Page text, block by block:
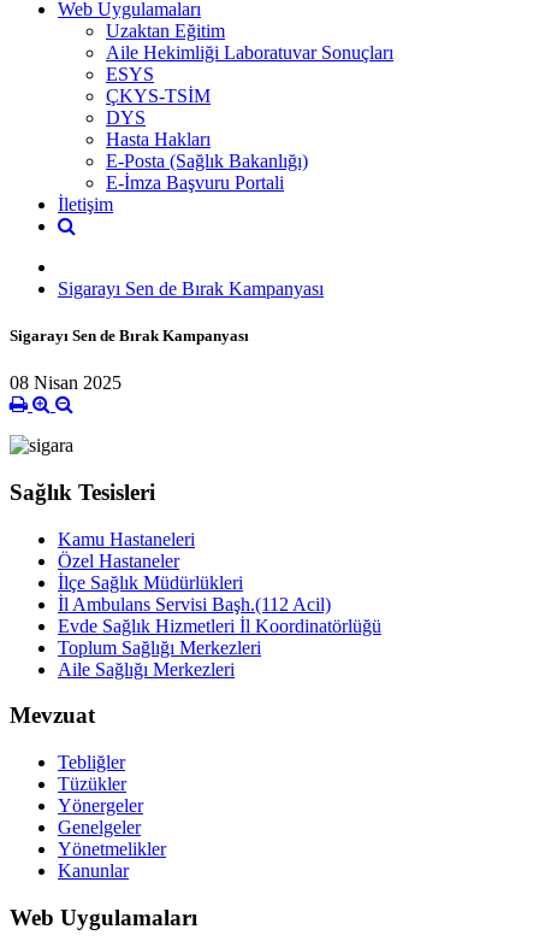
Web Uygulamaları
Uzaktan Eğitim
Aile Hekimliği Laboratuvar Sonuçları
ESYS
ÇKYS-TSİM
DYS
Hasta Hakları
E-Posta (Sağlık Bakanlığı)
E-İmza Başvuru Portali
İletişim
Sigarayı Sen de Bırak Kampanyası
Sigarayı Sen de Bırak Kampanyası
08 Nisan 2025
Sağlık Tesisleri
Kamu Hastaneleri
Özel Hastaneler
İlçe Sağlık Müdürlükleri
İl Ambulans Servisi Başh.(112 Acil)
Evde Sağlık Hizmetleri İl Koordinatörlüğü
Toplum Sağlığı Merkezleri
Aile Sağlığı Merkezleri
Mevzuat
Tebliğler
Tüzükler
Yönergeler
Genelgeler
Yönetmelikler
Kanunlar
Web Uygulamaları